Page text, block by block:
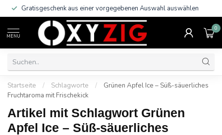
Gratisgeschenk aus einer vorgegebenen Auswahl auswählen
MENU
0
Startseite / Schlagworte /
Grünen Apfel Ice – Süß-säuerliches
Fruchtaroma mit Frischekick
Artikel mit Schlagwort Grünen
Apfel Ice – Süß-säuerliches